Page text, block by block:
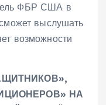
ФБР США в
выслушать
возможности
НА